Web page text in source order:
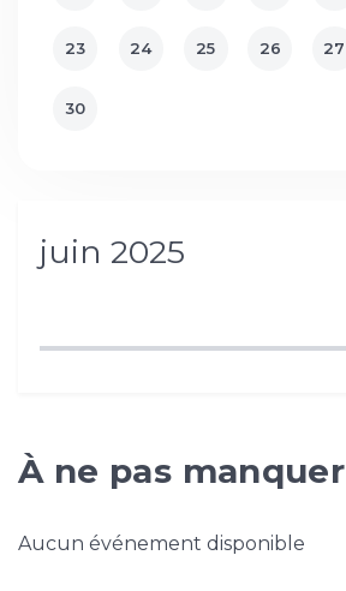
23 24 25 26 27
30
juin 2025
À ne pas manquer
Aucun événement disponible